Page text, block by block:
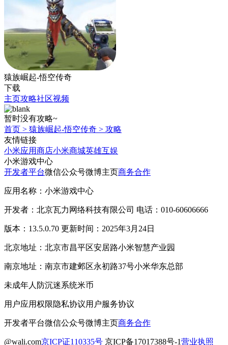
猿族崛起-悟空传奇
下载
主页攻略社区视频
暂时没有攻略~
首页 > 猿族崛起-悟空传奇 > 攻略
友情链接
小米应用商店小米商城英雄互娱
小米游戏中心
开发者平台微信公众号微博主页商务合作
应用名称：小米游戏中心
开发者：北京瓦力网络科技有限公司 电话：010-60606666
版本：13.5.0.70 更新时间：2025年3月24日
北京地址：北京市昌平区安居路小米智慧产业园
南京地址：南京市建邺区永初路37号小米华东总部
未成年人防沉迷系统米币
用户应用权限隐私协议用户服务协议
开发者平台微信公众号微博主页商务合作
@wali.com京ICP证110335号 京ICP备17017388号-1营业执照